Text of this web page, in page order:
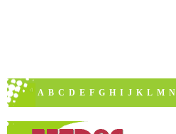
A B C D E F G H I J K L M N